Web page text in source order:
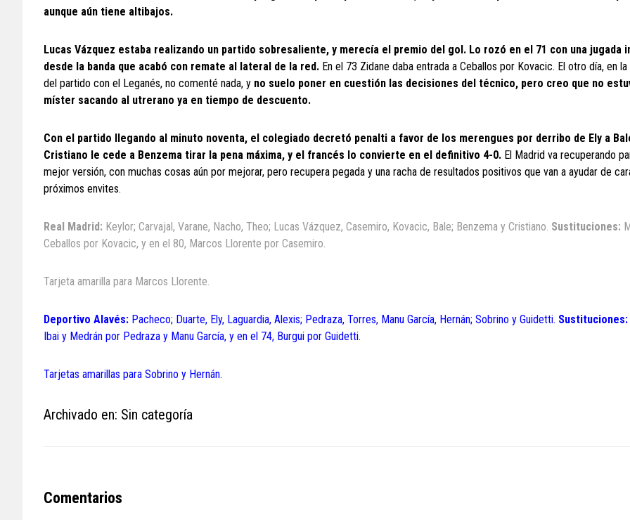
aunque aún tiene altibajos.
Lucas Vázquez estaba realizando un partido sobresaliente, y merecía el premio del gol. Lo rozó en el 71 con una jugada
desde la banda que acabó con remate al lateral de la red. En el 73 Zidane daba entrada a Ceballos por Kovacic. El otro día, en
del partido con el Leganés, no comenté nada, y no suelo poner en cuestión las decisiones del técnico, pero creo que no
míster sacando al utrerano ya en tiempo de descuento.
Con el partido llegando al minuto noventa, el colegiado decretó penalti a favor de los merengues por derribo de Ely a
Cristiano le cede a Benzema tirar la pena máxima, y el francés lo convierte en el definitivo 4-0. El Madrid va recuperando
mejor versión, con muchas cosas aún por mejorar, pero recupera pegada y una racha de resultados positivos que van a ayudar de
próximos envites.
Real Madrid: Keylor; Carvajal, Varane, Nacho, Theo; Lucas Vázquez, Casemiro, Kovacic, Bale; Benzema y Cristiano. Sustituciones:
Ceballos por Kovacic, y en el 80, Marcos Llorente por Casemiro.
Tarjeta amarilla para Marcos Llorente.
Deportivo Alavés: Pacheco; Duarte, Ely, Laguardia, Alexis; Pedraza, Torres, Manu García, Hernán; Sobrino y Guidetti. Sustituciones:
Ibai y Medrán por Pedraza y Manu García, y en el 74, Burgui por Guidetti.
Tarjetas amarillas para Sobrino y Hernán.
Archivado en: Sin categoría
Reader
Comentarios